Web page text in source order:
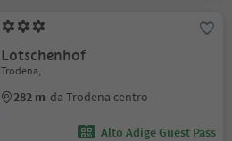
Lotschenhof
Trodena,
282 m da Trodena centro
Alto Adige Guest Pass